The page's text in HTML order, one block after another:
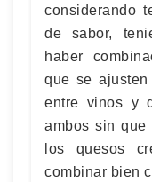
considerando
de sabor,
haber
que se
entre vinos y
ambos sin que
los quesos
combinar bien